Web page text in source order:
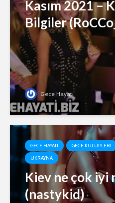
Kasım 2021 –
Bilgiler
Gece Hayatı
GECE HAYATI GECE KULÜPLERI
UKRAYNA
Kiev ne çok iyi
(nastykid)